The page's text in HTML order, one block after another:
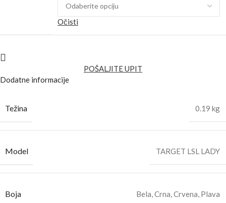
Očisti
POŠALJITE UPIT
Dodatne informacije
Težina 0.19 kg
Model TARGET LSL LADY
Boja Bela,Crna,Crvena, Plava